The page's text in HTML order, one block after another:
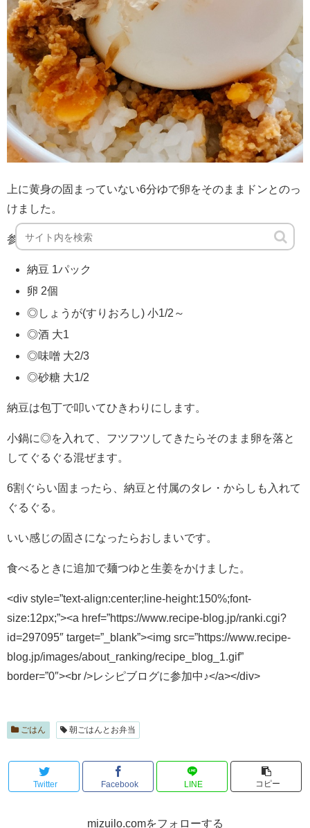
上に黄身の固まっていない6分ゆで卵をそのままドンとのっ
けました。
参考にしたレシピはこちらです→
納豆 1パック
卵 2個
◎しょうが(すりおろし) 小1/2～
◎酒 大1
◎味噌 大2/3
◎砂糖 大1/2
納豆は包丁で叩いてひきわりにします。
小鍋に◎を入れて、フツフツしてきたらそのまま卵を落と
してぐるぐる混ぜます。
6割ぐらい固まったら、納豆と付属のタレ・からしも入れて
ぐるぐる。
いい感じの固さになったらおしまいです。
食べるときに追加で麺つゆと生姜をかけました。
<div style=”text-align:center;line-height:150%;font-
size:12px;”><a href=”https://www.recipe-blog.jp/ranki.cgi?
id=297095″ target=”_blank”><img src=”https://www.recipe-
blog.jp/images/about_ranking/recipe_blog_1.gif”
border=”0″><br />レシピブログに参加中♪</a></div>
ごはん 朝ごはんとお弁当
Twitter Facebook LINE コピー
mizuilo.comをフォローする